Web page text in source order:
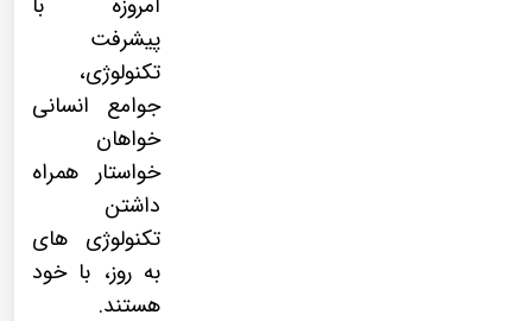
پیشرفت
تکنولوژی،
جوامع انسانی
خواهان
خواستار همراه
داشتن
تکنولوژی های
به روز، با خود
هستند.